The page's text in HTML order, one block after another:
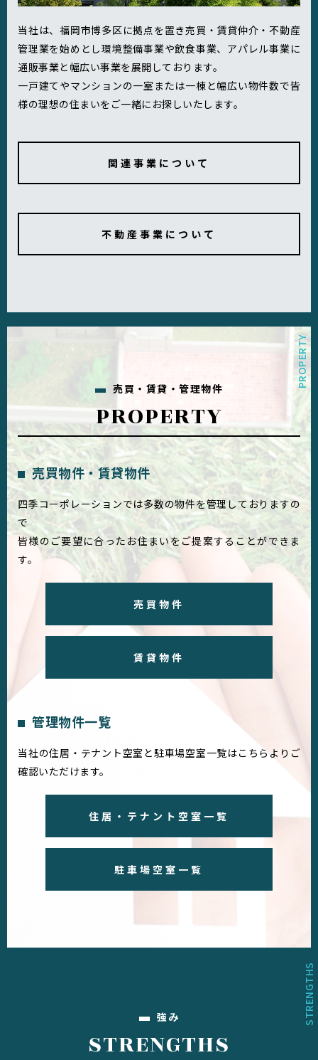
当社は、福岡市博多区に拠点を置き売買・賃貸仲介・不動産
管理業を始めとし環境整備事業や飲食事業、アパレル事業に
通販事業と幅広い事業を展開しております。
一戸建てやマンションの一室または一棟と幅広い物件数で皆
様の理想の住まいをご一緒にお探しいたします。
関連事業について
不動産事業について
売買・賃貸・管理物件
PROPERTY
売買物件・賃貸物件
四季コーポレーションでは多数の物件を管理しておりますの
で
皆様のご要望に合ったお住まいをご提案することができま
す。
売買物件
賃貸物件
管理物件一覧
当社の住居・テナント空室と駐車場空室一覧はこちらよりご
確認いただけます。
強み
STRENGTHS